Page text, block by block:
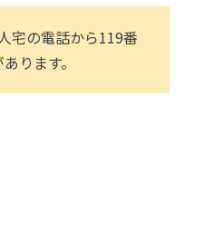
宅の電話から119番
ります。